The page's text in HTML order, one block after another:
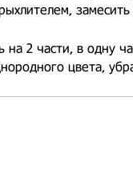
замесить
на 2 части, в одну
цвета,